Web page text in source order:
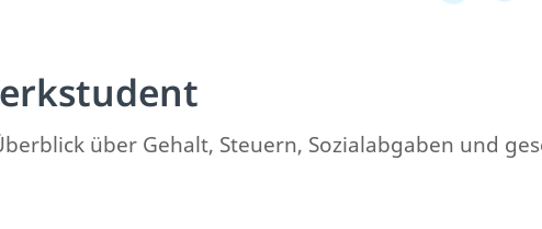
über Gehalt, Steuern, Sozialabgaben und